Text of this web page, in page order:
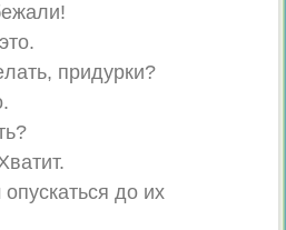
пpидypки?
дo иx